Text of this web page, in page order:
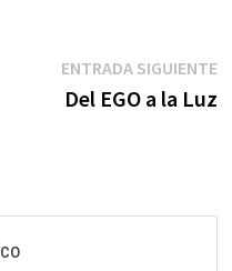
ENTRADA SIGUIENTE
Del EGO a la Luz